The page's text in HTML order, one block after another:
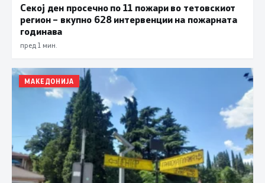
Секој ден просечно по 11 пожари во тетовскиот
регион – вкупно 628 интервенции на пожарната
годинава
пред 1 мин.
МАКЕДОНИЈА